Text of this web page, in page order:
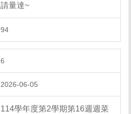
請量達~
94
6
2026-06-05
114學年度第2學期第16週週菜